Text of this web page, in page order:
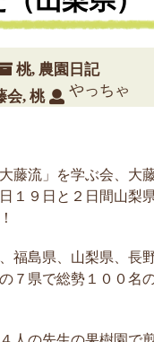
桃, 農園日記
会, 桃 やっちゃ
藤流」を学ぶ会、大
１９日と２日間山梨
福島県、山梨県、長野
７県で総勢１００名